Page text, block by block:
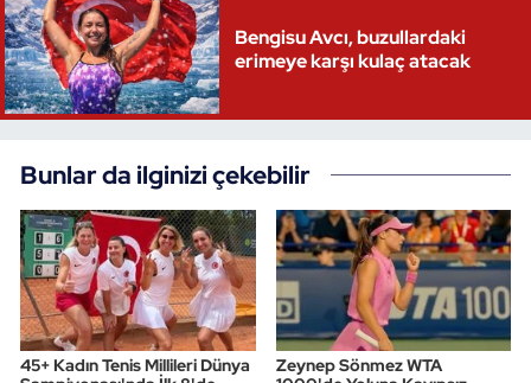
Bengisu Avcı, buzullardaki
erimeye karşı kulaç atacak
Bunlar da ilginizi çekebilir
45+ Kadın Tenis Millileri Dünya
Zeynep Sönmez WTA
Voleybol
Vücut Geliştirme Fitness
Yüzme